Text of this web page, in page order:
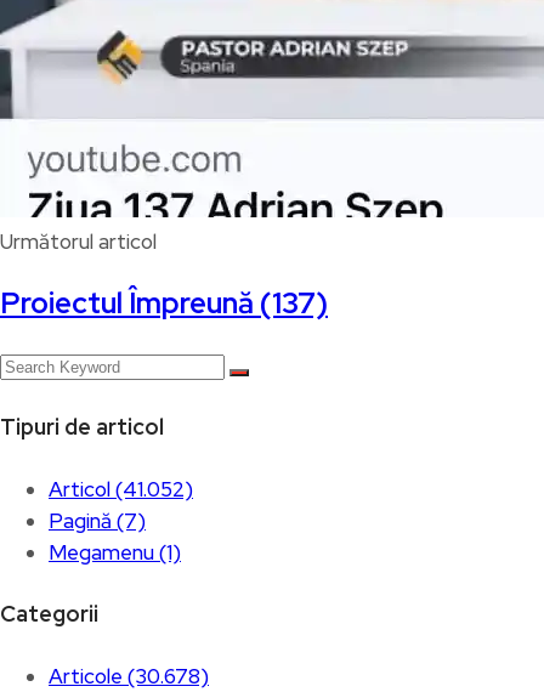
Următorul articol
Proiectul Împreună (137)
Tipuri de articol
Articol (41.052)
Pagină (7)
Megamenu (1)
Categorii
Articole (30.678)